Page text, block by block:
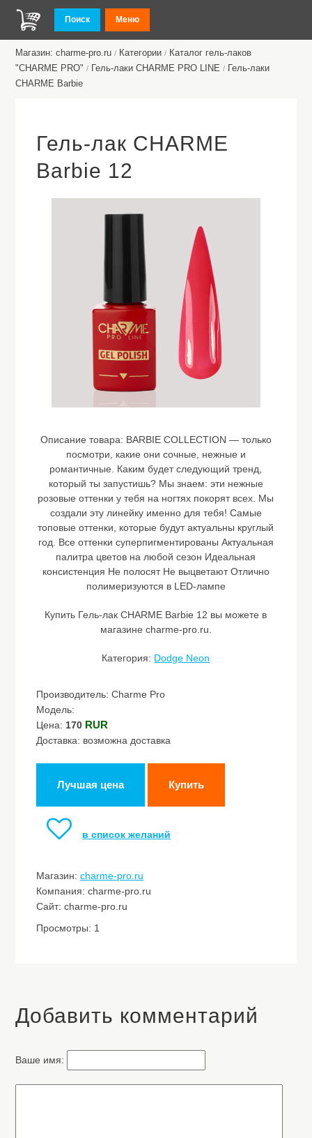
Поиск Меню
Магазин: charme-pro.ru / Категории / Каталог гель-лаков
"CHARME PRO" / Гель-лаки CHARME PRO LINE / Гель-лаки
CHARME Barbie
Гель-лак CHARME
Barbie 12
Описание товара: BARBIE COLLECTION — только
посмотри, какие они сочные, нежные и
романтичные. Каким будет следующий тренд,
который ты запустишь? Мы знаем: эти нежные
розовые оттенки у тебя на ногтях покорят всех. Мы
создали эту линейку именно для тебя! Самые
топовые оттенки, которые будут актуальны круглый
год. Все оттенки суперпигментированы Актуальная
палитра цветов на любой сезон Идеальная
консистенция Не полосят Не выцветают Отлично
полимеризуются в LED-лампе
Купить Гель-лак CHARME Barbie 12 вы можете в
магазине charme-pro.ru.
Категория: Dodge Neon
Производитель: Charme Pro
Модель:
Цена: 170 RUR
Доставка: возможна доставка
Лучшая цена Купить
в список желаний
Магазин:charme-pro.ru
Компания: charme-pro.ru
Сайт: charme-pro.ru
Просмотры: 1
Добавить комментарий
Ваше имя: